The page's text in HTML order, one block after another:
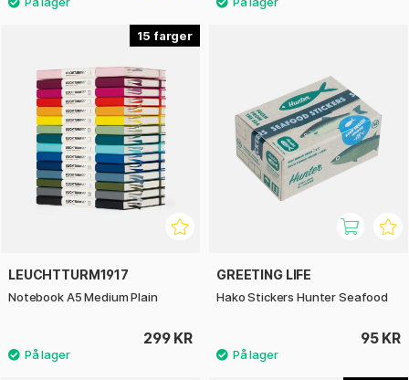
15
LEUCHTTURM1917
Notebook A5 Medium Plain
299 KR
GREETING LIFE
Hako Stickers Hunter Seafood
95 KR